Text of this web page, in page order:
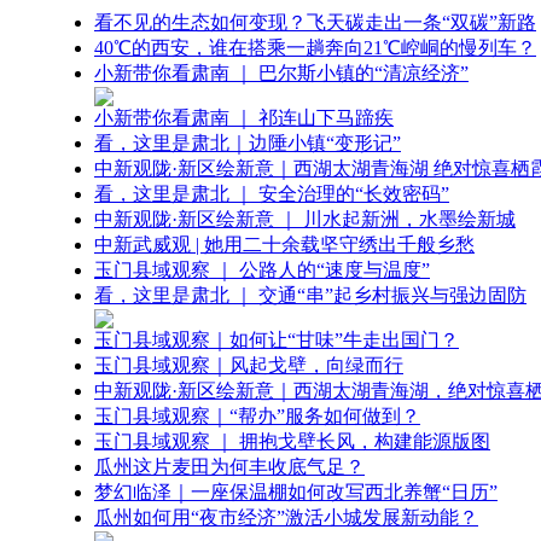
看不见的生态如何变现？飞天碳走出一条“双碳”新路
40℃的西安，谁在搭乘一趟奔向21℃崆峒的慢列车？
小新带你看肃南 ｜ 巴尔斯小镇的“清凉经济”
小新带你看肃南 ｜ 祁连山下马蹄疾
看，这里是肃北｜边陲小镇“变形记”
中新观陇·新区绘新意｜西湖太湖青海湖 绝对惊喜栖
看，这里是肃北 ｜ 安全治理的“长效密码”
中新观陇·新区绘新意 ｜ 川水起新洲，水墨绘新城
中新武威观 | 她用二十余载坚守绣出千般乡愁
玉门县域观察 ｜ 公路人的“速度与温度”
看，这里是肃北 ｜ 交通“串”起乡村振兴与强边固防
玉门县域观察｜如何让“甘味”牛走出国门？
玉门县域观察｜风起戈壁，向绿而行
中新观陇·新区绘新意｜西湖太湖青海湖，绝对惊喜
玉门县域观察｜“帮办”服务如何做到？
玉门县域观察 ｜ 拥抱戈壁长风，构建能源版图
瓜州这片麦田为何丰收底气足？
梦幻临泽｜一座保温棚如何改写西北养蟹“日历”
瓜州如何用“夜市经济”激活小城发展新动能？